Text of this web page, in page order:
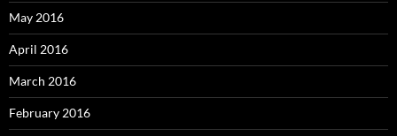
May 2016
April 2016
March 2016
February 2016